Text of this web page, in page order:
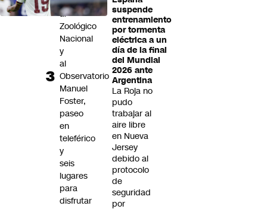
suspende
entrenamiento
por tormenta
eléctrica a un
día de la final
del Mundial
2026 ante
Argentina
La Roja no
pudo
trabajar al
aire libre
en Nueva
Jersey
debido al
protocolo
de
seguridad
por
al
Zoológico
Nacional
y
al
Observatorio
Manuel
Foster,
paseo
en
teleférico
y
seis
lugares
para
disfrutar